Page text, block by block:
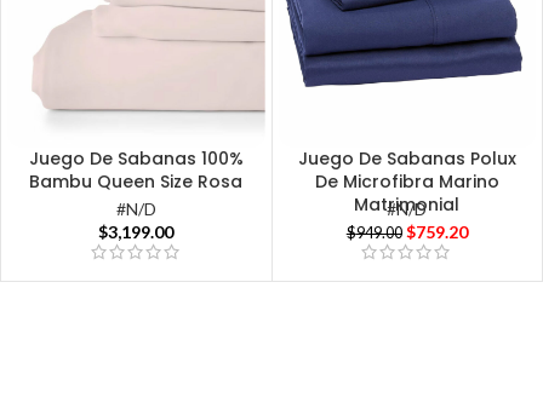
Juego De Sabanas 100%
Bambu Queen Size Rosa
#N/D
$3,199.00
Juego De Sabanas Polux
De Microfibra Marino
Matrimonial
#N/D
$949.00 $759.20